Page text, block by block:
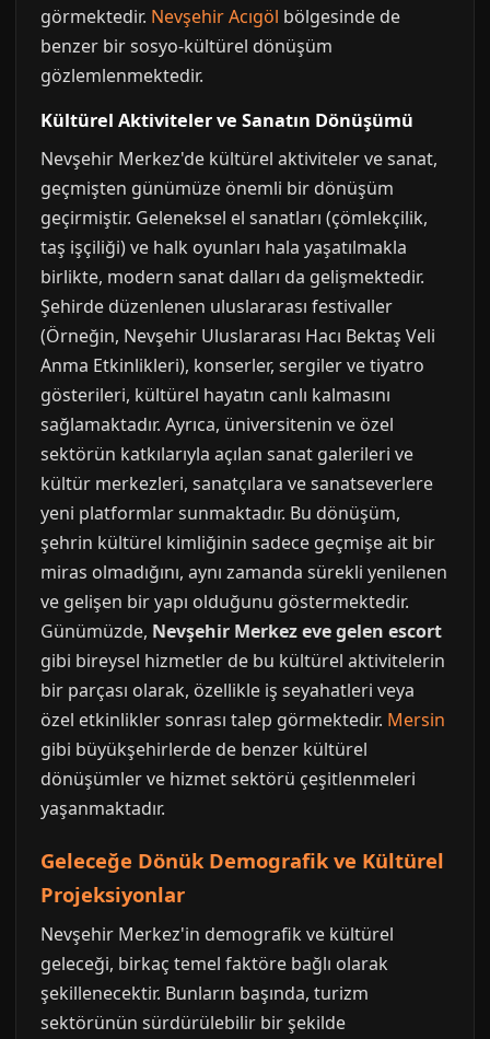
görmektedir. Nevşehir Acıgöl bölgesinde de
benzer bir sosyo-kültürel dönüşüm
gözlemlenmektedir.
Kültürel Aktiviteler ve Sanatın Dönüşümü
Nevşehir Merkez'de kültürel aktiviteler ve sanat,
geçmişten günümüze önemli bir dönüşüm
geçirmiştir. Geleneksel el sanatları (çömlekçilik,
taş işçiliği) ve halk oyunları hala yaşatılmakla
birlikte, modern sanat dalları da gelişmektedir.
Şehirde düzenlenen uluslararası festivaller
(Örneğin, Nevşehir Uluslararası Hacı Bektaş Veli
Anma Etkinlikleri), konserler, sergiler ve tiyatro
gösterileri, kültürel hayatın canlı kalmasını
sağlamaktadır. Ayrıca, üniversitenin ve özel
sektörün katkılarıyla açılan sanat galerileri ve
kültür merkezleri, sanatçılara ve sanatseverlere
yeni platformlar sunmaktadır. Bu dönüşüm,
şehrin kültürel kimliğinin sadece geçmişe ait bir
miras olmadığını, aynı zamanda sürekli yenilenen
ve gelişen bir yapı olduğunu göstermektedir.
Günümüzde, Nevşehir Merkez eve gelen escort
gibi bireysel hizmetler de bu kültürel aktivitelerin
bir parçası olarak, özellikle iş seyahatleri veya
özel etkinlikler sonrası talep görmektedir. Mersin
gibi büyükşehirlerde de benzer kültürel
dönüşümler ve hizmet sektörü çeşitlenmeleri
yaşanmaktadır.
Geleceğe Dönük Demografik ve Kültürel
Projeksiyonlar
Nevşehir Merkez'in demografik ve kültürel
geleceği, birkaç temel faktöre bağlı olarak
şekillenecektir. Bunların başında, turizm
sektörünün sürdürülebilir bir şekilde